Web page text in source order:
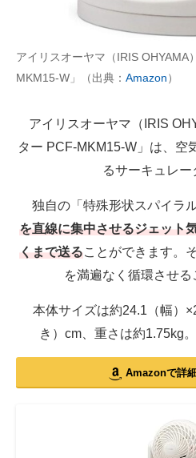
アイリスオーヤマ（IRIS OHYAMA
MKM15-W」（出典： Amazon）
アイリスオーヤマ（IRIS
ター PCF-MKM15-W」は、空
るサーキュレー
独自の「特殊形状スパイラ
を直線に集中させるジェット
くまで送ることができます。
を満遍なく循環させる
本体サイズは約24.1（幅）
き）cm、重さは約1.75kg
Amazonで詳